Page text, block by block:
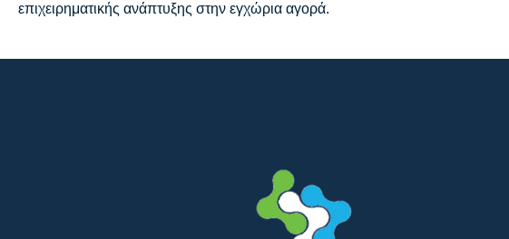
επιχειρηματικής ανάπτυξης στην εγχώρια αγορά.